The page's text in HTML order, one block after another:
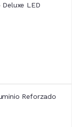
LED
Reforzado